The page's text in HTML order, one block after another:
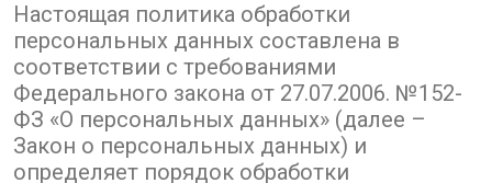
Настоящая политика обработки
персональных данных составлена в
соответствии с требованиями
Федерального закона от 27.07.2006. №152-
ФЗ «О персональных данных» (далее –
Закон о персональных данных) и
определяет порядок обработки